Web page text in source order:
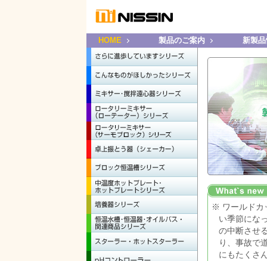
HOME 製品のご案内 新製
ワールド
い季節にな
の中断させ
り、事故で
にもたくさ